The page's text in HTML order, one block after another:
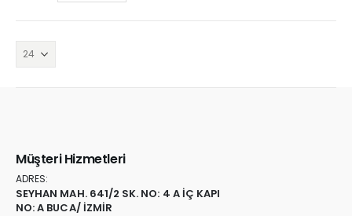
Müşteri Hizmetleri
ADRES:
SEYHAN MAH. 641/2 SK. NO: 4 A İÇ KAPI
NO: A BUCA/ İZMİR